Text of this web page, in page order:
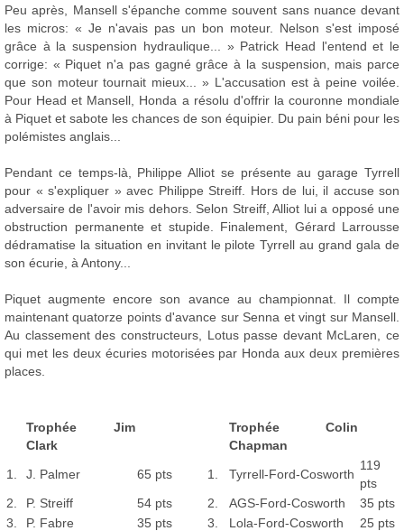
Peu après, Mansell s'épanche comme souvent sans nuance devant
les micros: « Je n'avais pas un bon moteur. Nelson s'est imposé
grâce à la suspension hydraulique... » Patrick Head l'entend et le
corrige: « Piquet n'a pas gagné grâce à la suspension, mais parce
que son moteur tournait mieux... » L'accusation est à peine voilée.
Pour Head et Mansell, Honda a résolu d'offrir la couronne mondiale
à Piquet et sabote les chances de son équipier. Du pain béni pour les
polémistes anglais...
Pendant ce temps-là, Philippe Alliot se présente au garage Tyrrell
pour « s'expliquer » avec Philippe Streiff. Hors de lui, il accuse son
adversaire de l'avoir mis dehors. Selon Streiff, Alliot lui a opposé une
obstruction permanente et stupide. Finalement, Gérard Larrousse
dédramatise la situation en invitant le pilote Tyrrell au grand gala de
son écurie, à Antony...
Piquet augmente encore son avance au championnat. Il compte
maintenant quatorze points d'avance sur Senna et vingt sur Mansell.
Au classement des constructeurs, Lotus passe devant McLaren, ce
qui met les deux écuries motorisées par Honda aux deux premières
places.
Trophée Jim
Clark
Trophée Colin
Chapman
1.
J. Palmer 65 pts 1. Tyrrell-Ford-Cosworth
119
pts
2.
P. Streiff 54 pts 2. AGS-Ford-Cosworth
35 pts
3.
P. Fabre 35 pts 3. Lola-Ford-Cosworth 25 pts